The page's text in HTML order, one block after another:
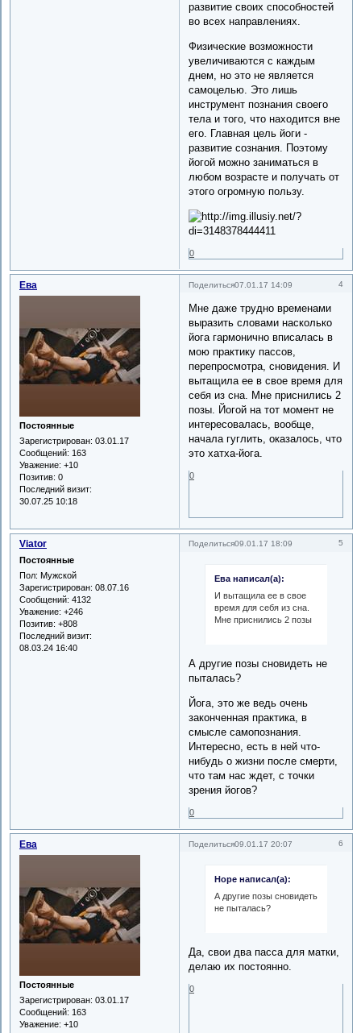
развитие своих способностей
во всех направлениях.
Физические возможности
увеличиваются с каждым
днем, но это не является
самоцелью. Это лишь
инструмент познания своего
тела и того, что находится вне
его. Главная цель йоги -
развитие сознания. Поэтому
йогой можно заниматься в
любом возрасте и получать от
этого огромную пользу.
0
Поделиться 4
07.01.17 14:09
Ева
Постоянные
Зарегистрирован: 03.01.17
Сообщений: 163
Уважение: +10
Позитив: 0
Последний визит:
30.07.25 10:18
Мне даже трудно временами
выразить словами насколько
йога гармонично вписалась в
мою практику пассов,
перепросмотра, сновидения. И
вытащила ее в свое время для
себя из сна. Мне приснились 2
позы. Йогой на тот момент не
интересовалась, вообще,
начала гуглить, оказалось, что
это хатха-йога.
0
Поделиться 5
09.01.17 18:09
Viator
Постоянные
Пол: Мужской
Зарегистрирован: 08.07.16
Сообщений: 4132
Уважение: +246
Позитив: +808
Последний визит:
08.03.24 16:40
Ева написал(а):
И вытащила ее в свое
время для себя из сна.
Мне приснились 2 позы
А другие позы сновидеть не
пыталась?
Йога, это же ведь очень
законченная практика, в
смысле самопознания.
Интересно, есть в ней что-
нибудь о жизни после смерти,
что там нас ждет, с точки
зрения йогов?
0
Поделиться 6
09.01.17 20:07
Ева
Постоянные
Зарегистрирован: 03.01.17
Сообщений: 163
Уважение: +10
Hope написал(а):
А другие позы сновидеть
не пыталась?
Да, свои два пасса для матки,
делаю их постоянно.
0